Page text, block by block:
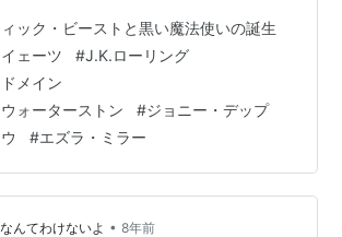
ストと黒い魔法使いの誕生」オリジナ
ック アーティスト: ジェームズ・ニュ
出版社/メーカー: SMJ 発売日:
ィア: CD この商品を含むブログを見る ※
ファンタスティック・ビーストと黒い
』…
ック・ビーストと黒い魔法使いの誕生
ェーツ #J.K.ローリング
メイン
ォーターストン #ジョニー・デップ
#エズラ・ミラー
んてわけないよ • 8年前